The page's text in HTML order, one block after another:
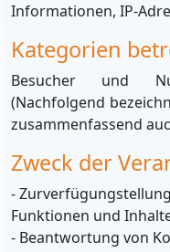
Informationen, IP-
Kategorien
Besucher und
(Nachfolgend
zusammenfassend
Zweck der
-
Funktionen und
- Beantwortung von